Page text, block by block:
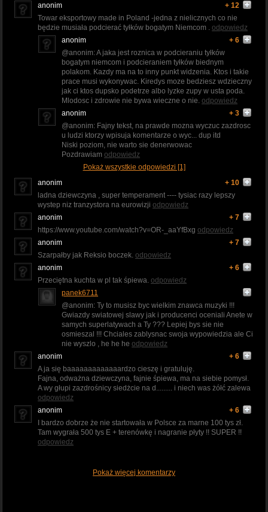
anonim
+ 12
Towar eksportowy made in Poland -jedna z nielicznych co nie
będzie musiała podcierać tyłków bogatym Niemcom . odpowiedz
anonim
+ 6
@anonim: A jaka jest roznica w podcieraniu tyłków
bogatym niemcom i podcieraniem tyłków biednym
polakom. Kazdy ma na to inny punkt widzenia. Ktos i takie
prace musi wykonywac. Kiredys moze bedziesz wdzieczny
jak ci ktos dupsko podetrze albo lyzke zupy w usta poda.
Mlodosc i zdrowie nie bywa wieczne o nie. odpowiedz
anonim
+ 3
@anonim: Fajny tekst, na prawde mozna wyczuc zazdrosc
u ludzi ktorzy wpisuja komentarze o wyc... dup itd
Niski poziom, nie warto sie denerwowac
Pozdrawiam odpowiedz
Pokaż wszystkie odpowiedzi [1]
anonim
+ 10
ladna dziewczyna , super temperament ---- tysiac razy lepszy
wystep niz tranzystora na eurowizji odpowiedz
anonim
+ 7
https://www.youtube.com/watch?v=OR-_aaYfBxg odpowiedz
anonim
+ 7
Szarpałby jak Reksio boczek. odpowiedz
anonim
+ 6
Przeciętna kuchta w pl tak śpiewa. odpowiedz
panek6711
@anonim: Ty to musisz byc wielkim znawca muzyki !!!
Gwiazdy swiatowej slawy jak i producenci oceniali Anete w
samych superlatywach a Ty ??? Lepiej bys sie nie
osmieszal !!! Chciales zablysnac swoja wypowiedzia ale Ci
nie wyszlo , he he he odpowiedz
anonim
+ 6
A ja się baaaaaaaaaaaaardzo cieszę i gratuluję.
Fajna, odważna dziewczyna, fajnie śpiewa, ma na siebie pomysł.
A wy głupi zazdrośnicy siedżcie na d......... i niech was żółć zalewa
odpowiedz
anonim
+ 6
I bardzo dobrze że nie startowała w Polsce za marne 100 tys zł.
Tam wygrała 500 tys E + terenówkę i nagranie płyty !! SUPER !!
odpowiedz
Pokaż więcej komentarzy